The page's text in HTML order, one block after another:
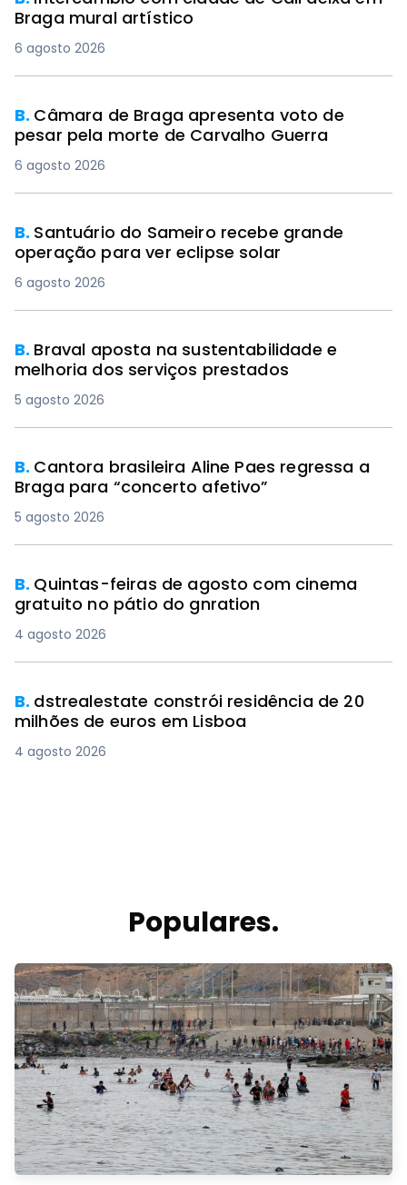
Braga mural artístico
6 agosto 2026
B. Câmara de Braga apresenta voto de
pesar pela morte de Carvalho Guerra
6 agosto 2026
B. Santuário do Sameiro recebe grande
operação para ver eclipse solar
6 agosto 2026
B. Braval aposta na sustentabilidade e
melhoria dos serviços prestados
5 agosto 2026
B. Cantora brasileira Aline Paes regressa a
Braga para “concerto afetivo”
5 agosto 2026
B. Quintas-feiras de agosto com cinema
gratuito no pátio do gnration
4 agosto 2026
B. dstrealestate constrói residência de 20
milhões de euros em Lisboa
4 agosto 2026
Populares.